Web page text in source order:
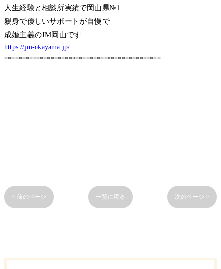
人生経験と相談所実績で岡山県№1
親身で優しいサポートが自慢で
成婚主義のJM岡山です
https://jm-okayama.jp/
********************************************
< 前のページ 一覧に戻る 次のページ >